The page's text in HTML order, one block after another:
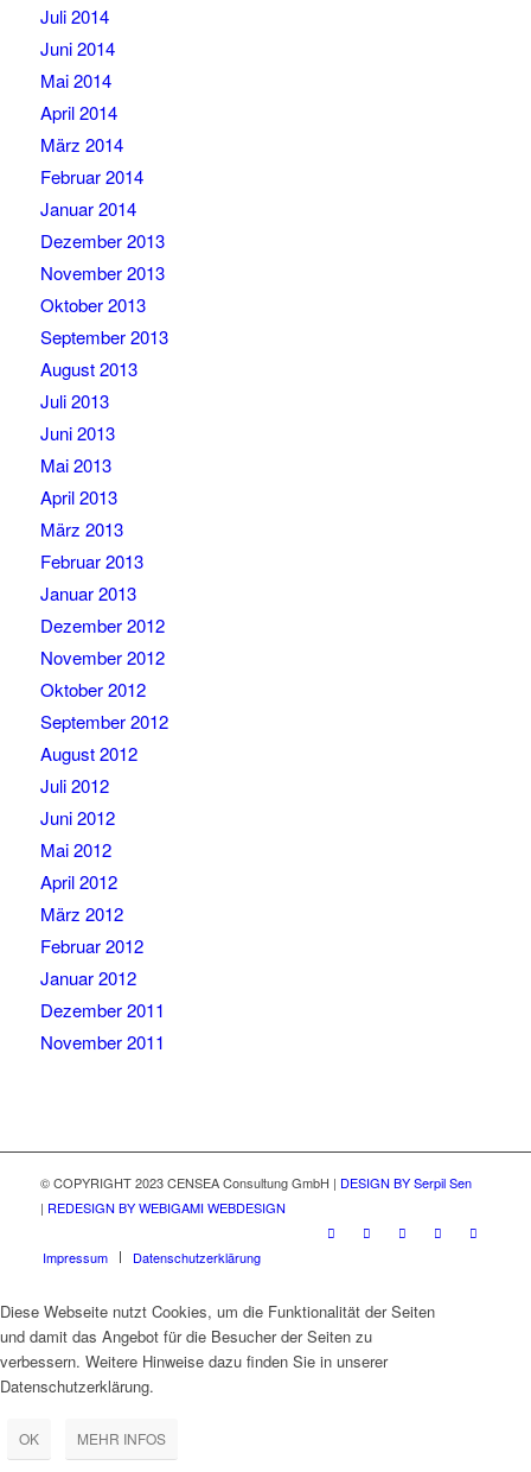
Juli 2014
Juni 2014
Mai 2014
April 2014
März 2014
Februar 2014
Januar 2014
Dezember 2013
November 2013
Oktober 2013
September 2013
August 2013
Juli 2013
Juni 2013
Mai 2013
April 2013
März 2013
Februar 2013
Januar 2013
Dezember 2012
November 2012
Oktober 2012
September 2012
August 2012
Juli 2012
Juni 2012
Mai 2012
April 2012
März 2012
Februar 2012
Januar 2012
Dezember 2011
November 2011
© COPYRIGHT 2023 CENSEA Consultung GmbH | DESIGN BY Serpil Sen
| REDESIGN BY WEBIGAMI WEBDESIGN
Impressum Datenschutzerklärung
Diese Webseite nutzt Cookies, um die Funktionalität der Seiten
und damit das Angebot für die Besucher der Seiten zu
verbessern. Weitere Hinweise dazu finden Sie in unserer
Datenschutzerklärung.
OK MEHR INFOS